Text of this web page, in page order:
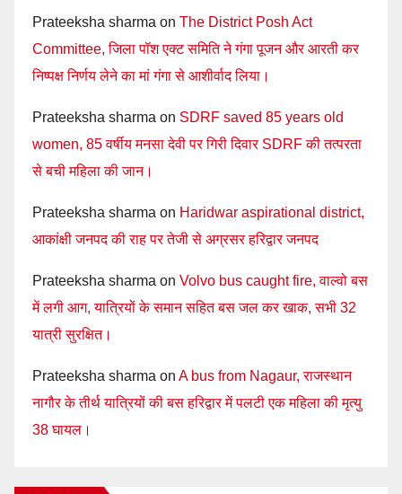
Prateeksha sharma on The District Posh Act
Committee, जिला पॉश एक्ट समिति ने गंगा पूजन और आरती कर
निष्पक्ष निर्णय लेने का मां गंगा से आशीर्वाद लिया।
Prateeksha sharma on SDRF saved 85 years old
women, 85 वर्षीय मनसा देवी पर गिरी दिवार SDRF की तत्परता
से बची महिला की जान।
Prateeksha sharma on Haridwar aspirational district,
आकांक्षी जनपद की राह पर तेजी से अग्रसर हरिद्वार जनपद
Prateeksha sharma on Volvo bus caught fire, वाल्वो बस
में लगी आग, यात्रियों के समान सहित बस जल कर खाक, सभी 32
यात्री सुरक्षित।
Prateeksha sharma on A bus from Nagaur, राजस्थान
नागौर के तीर्थ यात्रियों की बस हरिद्वार में पलटी एक महिला की मृत्यु
38 घायल।